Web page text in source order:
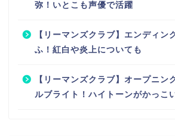
弥！いとこも声優で活躍
【リーマンズクラブ】エンディン
ふ！紅白や炎上についても
【リーマンズクラブ】オープニン
ルブライト！ハイトーンがかっこ